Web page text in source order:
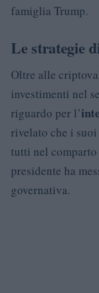
famiglia Trump.
Le strategie
Oltre alle
investimenti nel
riguardo per l’
rivelato che i
tutti nel
presidente ha
governativa.